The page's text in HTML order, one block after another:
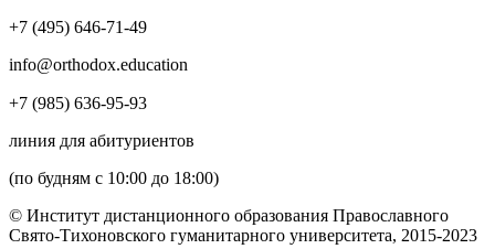
+7 (495) 646-71-49
info@orthodox.education
+7 (985) 636-95-93
линия для абитуриентов
(по будням с 10:00 до 18:00)
© Институт дистанционного образования Православного
Свято-Тихоновского гуманитарного университета, 2015-2023